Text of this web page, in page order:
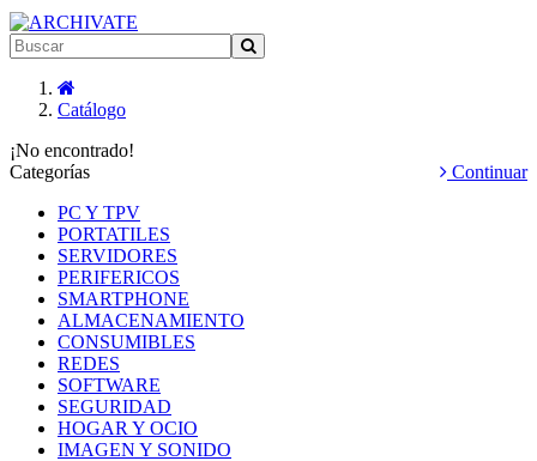
Catálogo
¡No encontrado!
Continuar
Categorías
PC Y TPV
PORTATILES
SERVIDORES
PERIFERICOS
SMARTPHONE
ALMACENAMIENTO
CONSUMIBLES
REDES
SOFTWARE
SEGURIDAD
HOGAR Y OCIO
IMAGEN Y SONIDO